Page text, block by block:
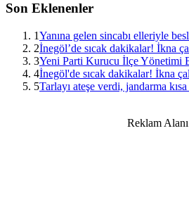
Son Eklenenler
1Yanına gelen sincabı elleriyle
2İnegöl’de sıcak dakikalar! İkna
3Yeni Parti Kurucu İlçe Yönetimi
4İnegöl'de sıcak dakikalar! İkna
5Tarlayı ateşe verdi, jandarma
Reklam Alanı